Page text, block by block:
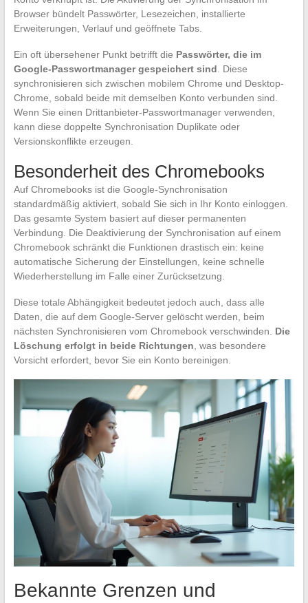
Browser bündelt Passwörter, Lesezeichen, installierte
Erweiterungen, Verlauf und geöffnete Tabs.
Ein oft übersehener Punkt betrifft die Passwörter, die im
Google-Passwortmanager gespeichert sind . Diese
synchronisieren sich zwischen mobilem Chrome und Desktop-
Chrome, sobald beide mit demselben Konto verbunden sind.
Wenn Sie einen Drittanbieter-Passwortmanager verwenden,
kann diese doppelte Synchronisation Duplikate oder
Versionskonflikte erzeugen.
Besonderheit des Chromebooks
Auf Chromebooks ist die Google-Synchronisation
standardmäßig aktiviert, sobald Sie sich in Ihr Konto einloggen.
Das gesamte System basiert auf dieser permanenten
Verbindung. Die Deaktivierung der Synchronisation auf einem
Chromebook schränkt die Funktionen drastisch ein: keine
automatische Sicherung der Einstellungen, keine schnelle
Wiederherstellung im Falle einer Zurücksetzung.
Diese totale Abhängigkeit bedeutet jedoch auch, dass alle
Daten, die auf dem Google-Server gelöscht werden, beim
nächsten Synchronisieren vom Chromebook verschwinden. Die
Löschung erfolgt in beide Richtungen , was besondere
Vorsicht erfordert, bevor Sie ein Konto bereinigen.
Bekannte Grenzen und